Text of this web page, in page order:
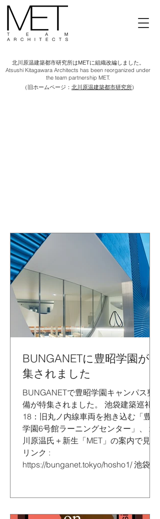
北川原温建築都市研究所はMETに組織改編しました。
Atsushi Kitagawara Architects has been reorganized under
the team partnership MET.
​（旧ホームページ： 北川原温建築都市研究所)
BUNGANETに豊昭学園が特
集されました
BUNGANETで豊昭学園キャンパス整
備が特集されました。 池袋建築巡礼
18：旧丸ノ内線車両を抱き込む「豊昭
学園6号館ラーニングセンター」、 北
川原温氏＋新生「MET」の案内で見学
リンク :
https://bunganet.tokyo/hosho1/ 池袋建
階的に 実現 リンク :
https://bunganet.tokyo/hosho2/ Photo